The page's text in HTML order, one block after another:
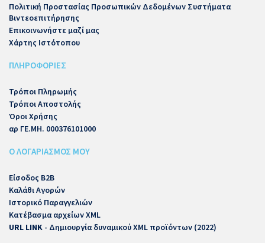
Πολιτική Προστασίας Προσωπικών Δεδομένων Συστήματα
Βιντεοεπιτήρησης
Επικοινωνήστε μαζί μας
Χάρτης Ιστότοπου
ΠΛΗΡΟΦΟΡΙΕΣ
Τρόποι Πληρωμής
Τρόποι Αποστολής
Όροι Χρήσης
αρ ΓΕ.ΜΗ. 000376101000
Ο ΛΟΓΑΡΙΑΣΜΟΣ ΜΟΥ
Είσοδος B2B
Καλάθι Αγορών
Ιστορικό Παραγγελιών
Κατέβασμα αρχείων XML
URL LINK - Δημιουργία δυναμικού XML προϊόντων (2022)